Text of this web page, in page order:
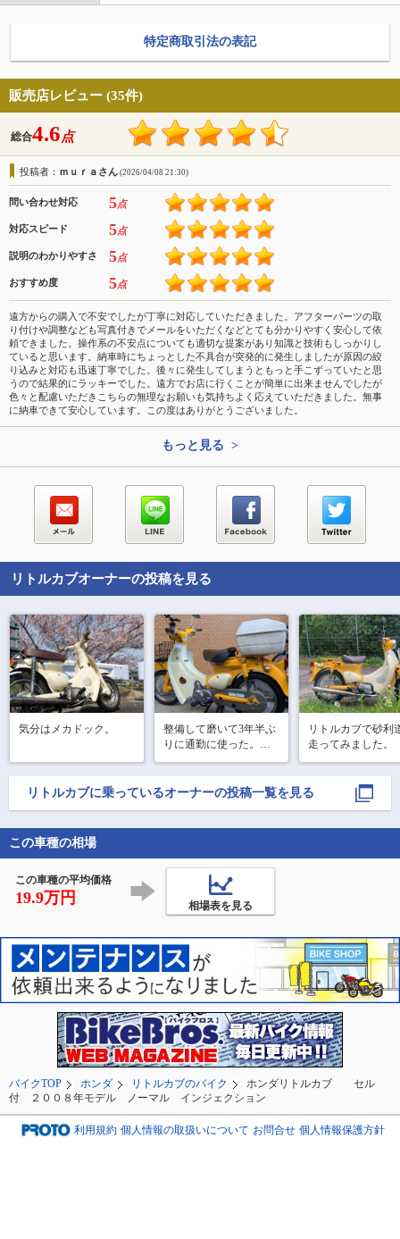
特定商取引法の表記
販売店レビュー (35件)
総合4.6点
投稿者： ｍｕｒａさん (2026/04/08 21:30)
問い合わせ対応 5点
対応スピード 5点
説明のわかりやすさ 5点
おすすめ度 5点
遠方からの購入で不安でしたが丁寧に対応していただきました。アフターパーツの取
り付けや調整なども写真付きでメールをいただくなどとても分かりやすく安心して依
頼できました。操作系の不安点についても適切な提案があり知識と技術もしっかりし
ていると思います。納車時にちょっとした不具合が突発的に発生しましたが原因の絞
り込みと対応も迅速丁寧でした。後々に発生してしまうともっと手こずっていたと思
うので結果的にラッキーでした。遠方でお店に行くことが簡単に出来ませんでしたが
色々と配慮いただきこちらの無理なお願いも気持ちよく応えていただきました。無事
に納車できて安心しています。この度はありがとうございました。
もっと見る >
リトルカブオーナーの投稿を見る
気分はメカドック。
整備して磨いて3年半ぶ
りに通勤に使った。小
気味良く走る気持ち良
し。
リトルカブで砂利
走ってみました。
リトルカブに乗っているオーナーの投稿一覧を見る
この車種の相場
この車種の平均価格
19.9万円 相場表を見る
バイクTOP ホンダ リトルカブのバイク
ホンダリトルカブ セル
付 ２００８年モデル ノーマル インジェクション
利用規約 個人情報の取扱いについて お問合せ 個人情報保護方針